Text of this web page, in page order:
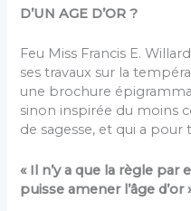
D’UN AGE D’OR ?
Feu Miss Francis E.
ses travaux sur la
une brochure
sinon inspirée du moins
de sagesse, et qui a pour
« Il n’y a que la règle par
puisse amener l’âge d’or